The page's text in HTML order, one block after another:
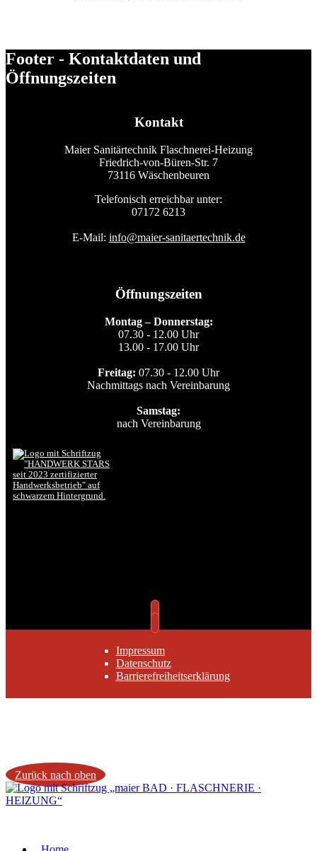
Footer - Kontaktdaten und
Öffnungszeiten
Kontakt
Maier Sanitärtechnik Flaschnerei-Heizung
Friedrich-von-Büren-Str. 7
73116 Wäschenbeuren
Telefonisch erreichbar unter:
07172 6213
E-Mail: info@maier-sanitaertechnik.de
Öffnungszeiten
Montag – Donnerstag:
07.30 - 12.00 Uhr
13.00 - 17.00 Uhr
Freitag: 07.30 - 12.00 Uhr
Nachmittags nach Vereinbarung
Samstag:
nach Vereinbarung
Impressum
Datenschutz
Barrierefreiheitserklärung
Zurück nach oben